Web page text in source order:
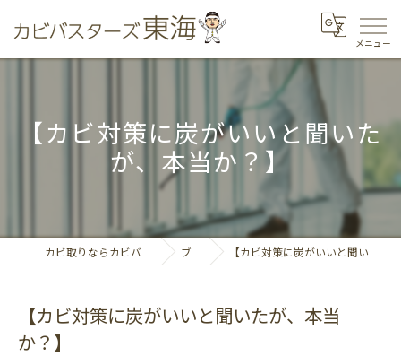
【カビ対策に炭がいいと聞いた
が、本当か？】
ブログ 【カビ対策に炭がいいと聞いたが、本当か？】
【カビ対策に炭がいいと聞いたが、本当
か？】